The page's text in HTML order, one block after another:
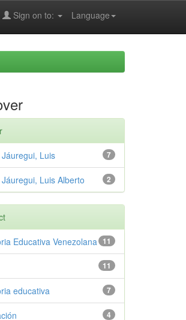
Language
Sign on to:
7
Luis
2
Luis Alberto
11
Educativa Venezolana
11
7
educativa
4